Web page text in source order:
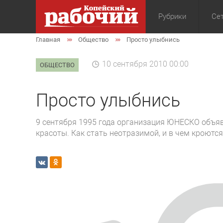
Рубрики
Общество
Главная Общество Просто улыбнись
ОБЩЕСТВО 10 сентября 2010 00:00
Просто улыбнись
9 сентября 1995 года организация ЮНЕСКО
красоты. Как стать неотразимой, и в чем